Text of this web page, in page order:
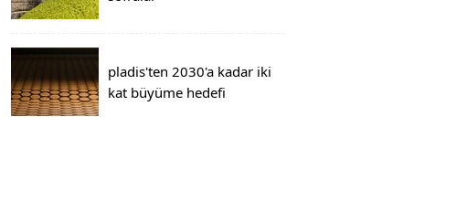
pladis'ten 2030'a kadar iki
kat büyüme hedefi